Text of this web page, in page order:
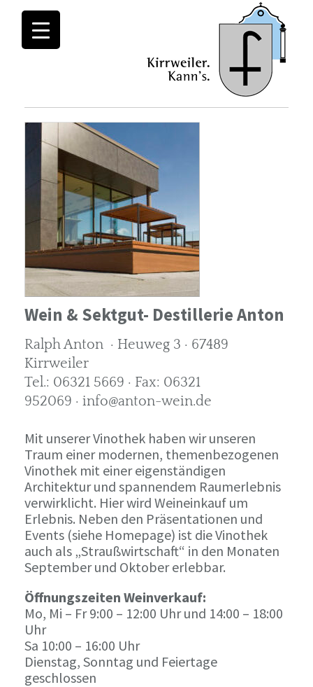
Wein & Sektgut- Destillerie Anton
Ralph Anton · Heuweg 3 · 67489
Kirrweiler
Tel.: 06321 5669 · Fax: 06321
952069 · info@anton-wein.de
Mit unserer Vinothek haben wir unseren
Traum einer modernen, themenbezogenen
Vinothek mit einer eigenständigen
Architektur und spannendem Raumerlebnis
verwirklicht. Hier wird Weineinkauf um
Erlebnis. Neben den Präsentationen und
Events (siehe Homepage) ist die Vinothek
auch als „Straußwirtschaft“ in den Monaten
September und Oktober erlebbar.
Öffnungszeiten Weinverkauf:
Mo, Mi – Fr 9:00 – 12:00 Uhr und 14:00 – 18:00
Uhr
Sa 10:00 – 16:00 Uhr
Dienstag, Sonntag und Feiertage
geschlossen